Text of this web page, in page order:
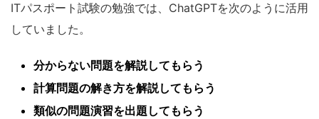
ITパスポート試験の勉強では、ChatGPTを次のように活用
していました。
分からない問題を解説してもらう
計算問題の解き方を解説してもらう
類似の問題演習を出題してもらう